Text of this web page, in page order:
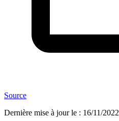
Source
Dernière mise à jour le : 16/11/2022